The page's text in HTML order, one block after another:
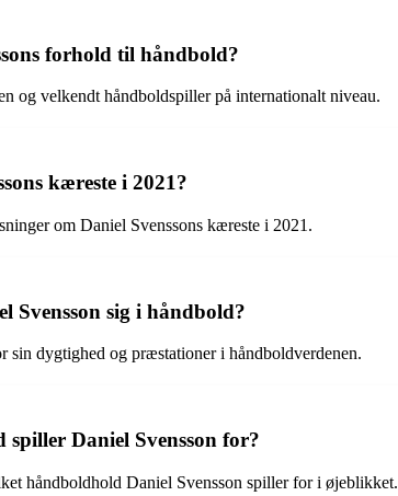
forhold til håndbold?
og velkendt håndboldspiller på internationalt niveau.
kæreste i 2021?
om Daniel Svenssons kæreste i 2021.
Svensson sig i håndbold?
sin dygtighed og præstationer i håndboldverdenen.
Daniel Svensson for?
håndboldhold Daniel Svensson spiller for i øjeblikket.